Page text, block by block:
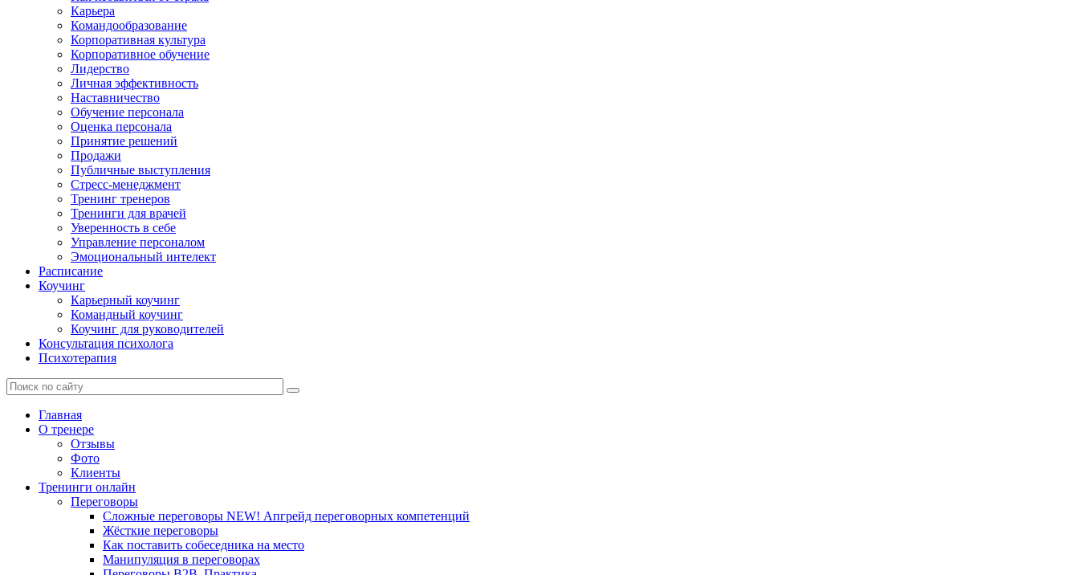
Карьера
Командообразование
Корпоративная культура
Корпоративное обучение
Лидерство
Личная эффективность
Наставничество
Обучение персонала
Оценка персонала
Принятие решений
Продажи
Публичные выступления
Стресс-менеджмент
Тренинг тренеров
Тренинги для врачей
Уверенность в себе
Управление персоналом
Эмоциональный интелект
Расписание
Коучинг
Карьерный коучинг
Командный коучинг
Коучинг для руководителей
Консультация психолога
Психотерапия
Главная
О тренере
Отзывы
Фото
Клиенты
Тренинги онлайн
Переговоры
Сложные переговоры NEW! Апгрейд переговорных компетенций
Жёсткие переговоры
Как поставить собеседника на место
Манипуляция в переговорах